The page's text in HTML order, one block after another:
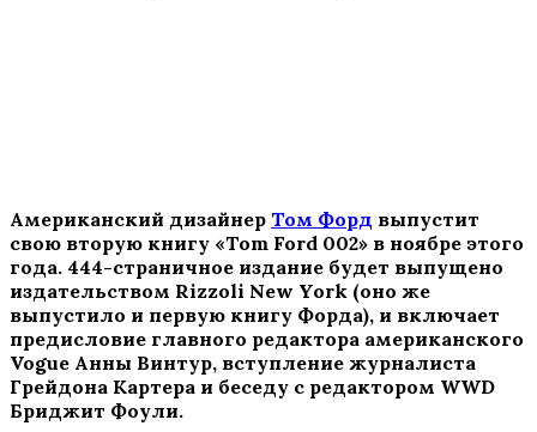
Американский дизайнер Том Форд выпустит
свою вторую книгу «Tom Ford 002» в ноябре этого
года. 444-страничное издание будет выпущено
издательством Rizzoli New York (оно же
выпустило и первую книгу Форда), и включает
предисловие главного редактора американского
Vogue Анны Винтур, вступление журналиста
Грейдона Картера и беседу с редактором WWD
Бриджит Фоули.